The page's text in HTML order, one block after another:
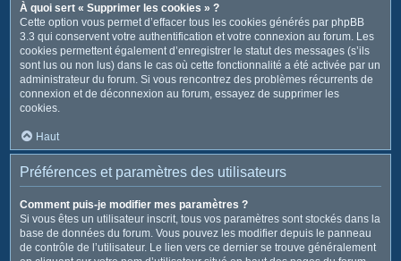
À quoi sert « Supprimer les cookies » ?
Cette option vous permet d’effacer tous les cookies générés par phpBB
3.3 qui conservent votre authentification et votre connexion au forum. Les
cookies permettent également d’enregistrer le statut des messages (s’ils
sont lus ou non lus) dans le cas où cette fonctionnalité a été activée par un
administrateur du forum. Si vous rencontrez des problèmes récurrents de
connexion et de déconnexion au forum, essayez de supprimer les
cookies.
Haut
Préférences et paramètres des utilisateurs
Comment puis-je modifier mes paramètres ?
Si vous êtes un utilisateur inscrit, tous vos paramètres sont stockés dans la
base de données du forum. Vous pouvez les modifier depuis le panneau
de contrôle de l’utilisateur. Le lien vers ce dernier se trouve généralement